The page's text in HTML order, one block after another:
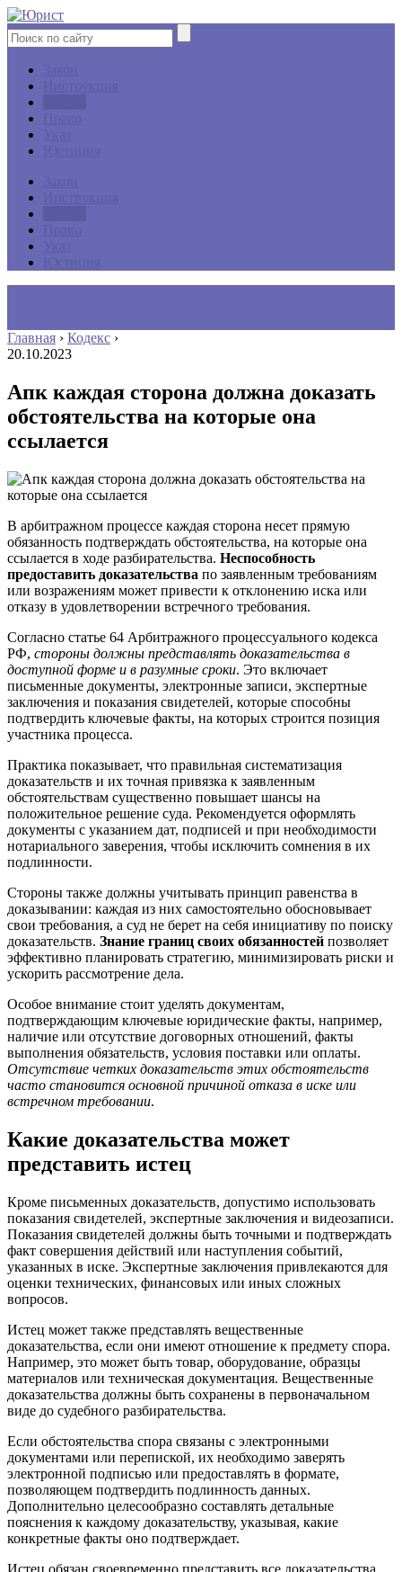
Главная › Кодекс ›
20.10.2023
Апк каждая сторона должна доказать
обстоятельства на которые она
ссылается
В арбитражном процессе каждая сторона несет прямую
обязанность подтверждать обстоятельства, на которые она
ссылается в ходе разбирательства. Неспособность
предоставить доказательства по заявленным требованиям
или возражениям может привести к отклонению иска или
отказу в удовлетворении встречного требования.
Согласно статье 64 Арбитражного процессуального кодекса
РФ, стороны должны представлять доказательства в
доступной форме и в разумные сроки. Это включает
письменные документы, электронные записи, экспертные
заключения и показания свидетелей, которые способны
подтвердить ключевые факты, на которых строится позиция
участника процесса.
Практика показывает, что правильная систематизация
доказательств и их точная привязка к заявленным
обстоятельствам существенно повышает шансы на
положительное решение суда. Рекомендуется оформлять
документы с указанием дат, подписей и при необходимости
нотариального заверения, чтобы исключить сомнения в их
подлинности.
Стороны также должны учитывать принцип равенства в
доказывании: каждая из них самостоятельно обосновывает
свои требования, а суд не берет на себя инициативу по поиску
доказательств. Знание границ своих обязанностей позволяет
эффективно планировать стратегию, минимизировать риски и
ускорить рассмотрение дела.
Особое внимание стоит уделять документам,
подтверждающим ключевые юридические факты, например,
наличие или отсутствие договорных отношений, факты
выполнения обязательств, условия поставки или оплаты.
Отсутствие четких доказательств этих обстоятельств
часто становится основной причиной отказа в иске или
встречном требовании.
Какие доказательства может
представить истец
Кроме письменных доказательств, допустимо использовать
показания свидетелей, экспертные заключения и видеозаписи.
Показания свидетелей должны быть точными и подтверждать
факт совершения действий или наступления событий,
указанных в иске. Экспертные заключения привлекаются для
оценки технических, финансовых или иных сложных
вопросов.
Истец может также представлять вещественные
доказательства, если они имеют отношение к предмету спора.
Например, это может быть товар, оборудование, образцы
материалов или техническая документация. Вещественные
доказательства должны быть сохранены в первоначальном
виде до судебного разбирательства.
Если обстоятельства спора связаны с электронными
документами или перепиской, их необходимо заверять
электронной подписью или предоставлять в формате,
позволяющем подтвердить подлинность данных.
Дополнительно целесообразно составлять детальные
пояснения к каждому доказательству, указывая, какие
конкретные факты оно подтверждает.
Истец обязан своевременно представить все доказательства